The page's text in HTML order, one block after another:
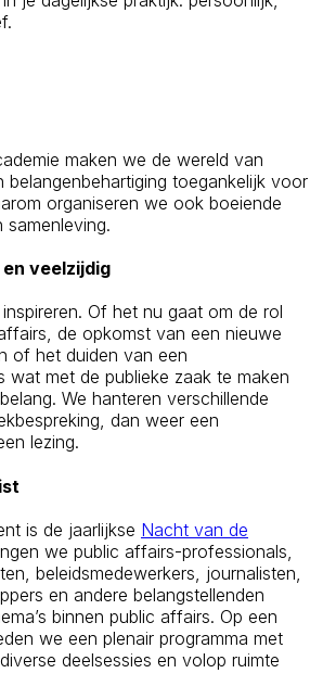
maken we de wereld van
toegankelijk voor
organiseren we ook boeiende
veelzijdig
Of het nu gaat om de rol
de opkomst van een nieuwe
of het duiden van een
wat met de publieke zaak te maken
We hanteren verschillende
dan weer een
lezing.
is de jaarlijkse Nacht van de
we public affairs-professionals,
beleidsmedewerkers, journalisten,
en andere belangstellenden
binnen public affairs. Op een
we een plenair programma met
deelsessies en volop ruimte